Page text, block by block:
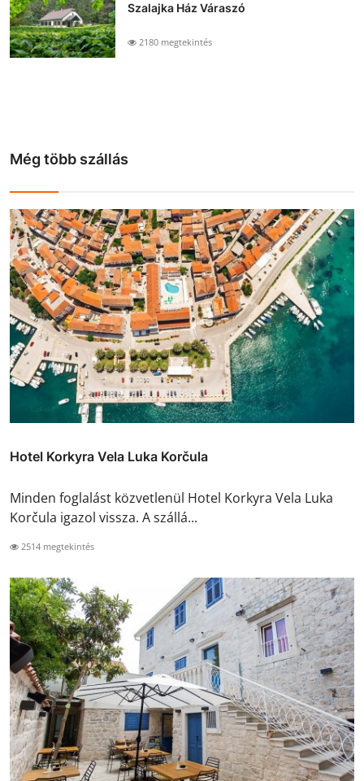
Szalajka Ház Váraszó
2180 megtekintés
Még több szállás
Hotel Korkyra Vela Luka Korčula
Minden foglalást közvetlenül Hotel Korkyra Vela Luka
Korčula igazol vissza. A szállá...
2514 megtekintés